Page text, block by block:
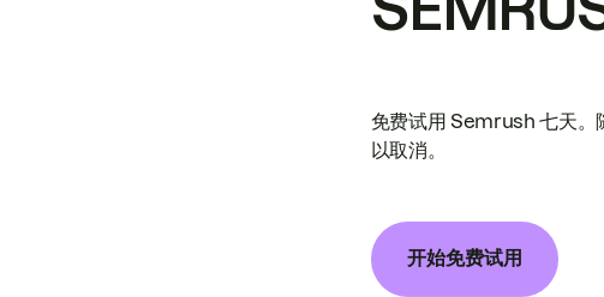
免费试用 Semrush 七天。
以取消。
开始免费试用